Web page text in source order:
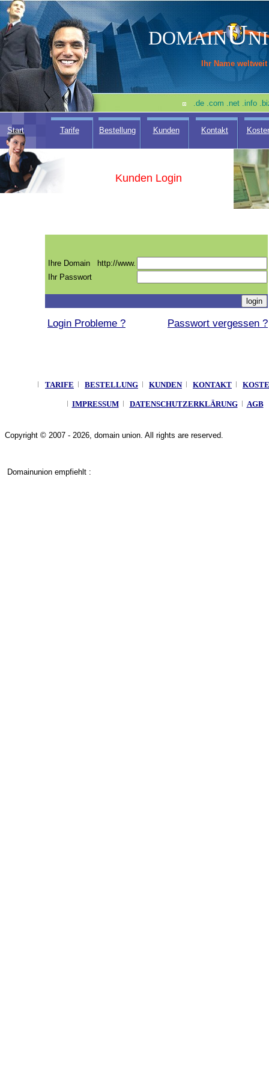
DOMAINU
Ihr Name weltweit
.de .com .net .info
Start Tarife Bestellung Kunden Kontakt
Kunden Login
Ihre Domain
http://www.
Ihr Passwort
Login Probleme ? Passwort vergessen ?
TARIFE BESTELLUNG KUNDEN KONTAKT
IMPRESSUM DATENSCHUTZERKLÄRUNG AGB
Copyright © 2007 - 2026, domain union. All rights are reserved.
Domainunion empfiehlt :